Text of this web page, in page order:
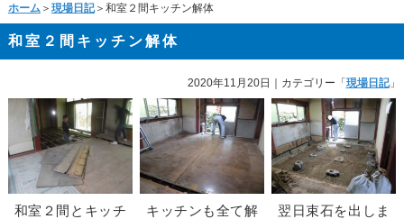
ホーム ＞ 現場日記＞和室２間キッチン解体
和室２間キッチン解体
2020年11月20日 ｜カテゴリー「 現場日記」
和室２間とキッチ
キッチンも全て解
翌日束石を出しま